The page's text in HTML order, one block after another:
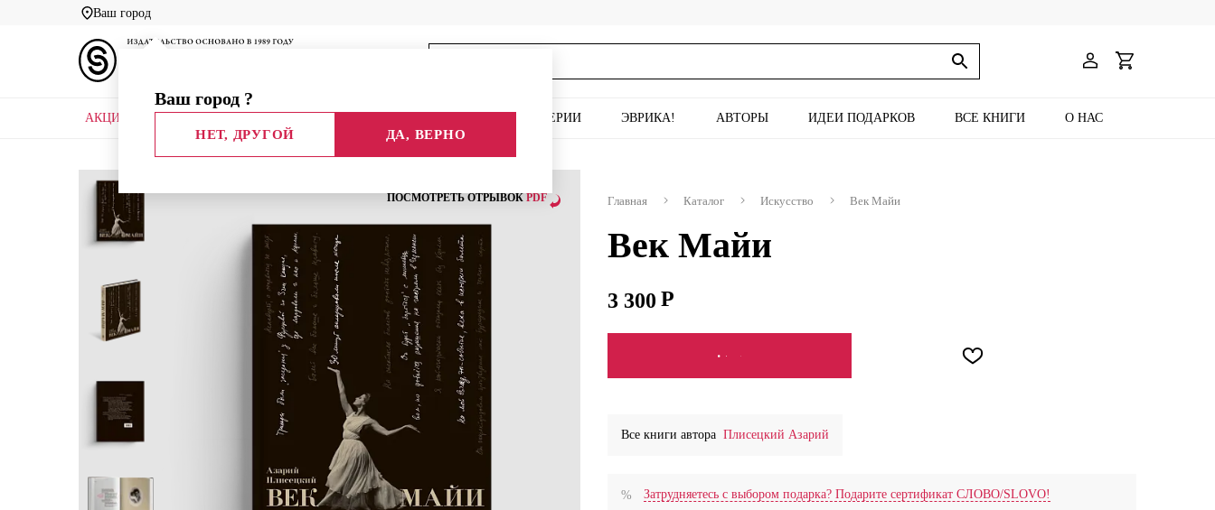
Ваш город
Ваш город ?
НЕТ, ДРУГОЙ ДА, ВЕРНО
АКЦИИ СЕРИИ ЭВРИКА! АВТОРЫ ИДЕИ ПОДАРКОВ ВСЕ КНИГИ О НАС
Главная
ПОСМОТРЕТЬ ОТРЫВОК PDF Главная Каталог Искусство Век Майи
Век Майи
3 300
СООБЩИТЬ О ПОСТУПЛЕНИИ
Все книги автора Плисецкий Азарий
Затрудняетесь с выбором подарка? Подарите сертификат СЛОВО/SLOVO!